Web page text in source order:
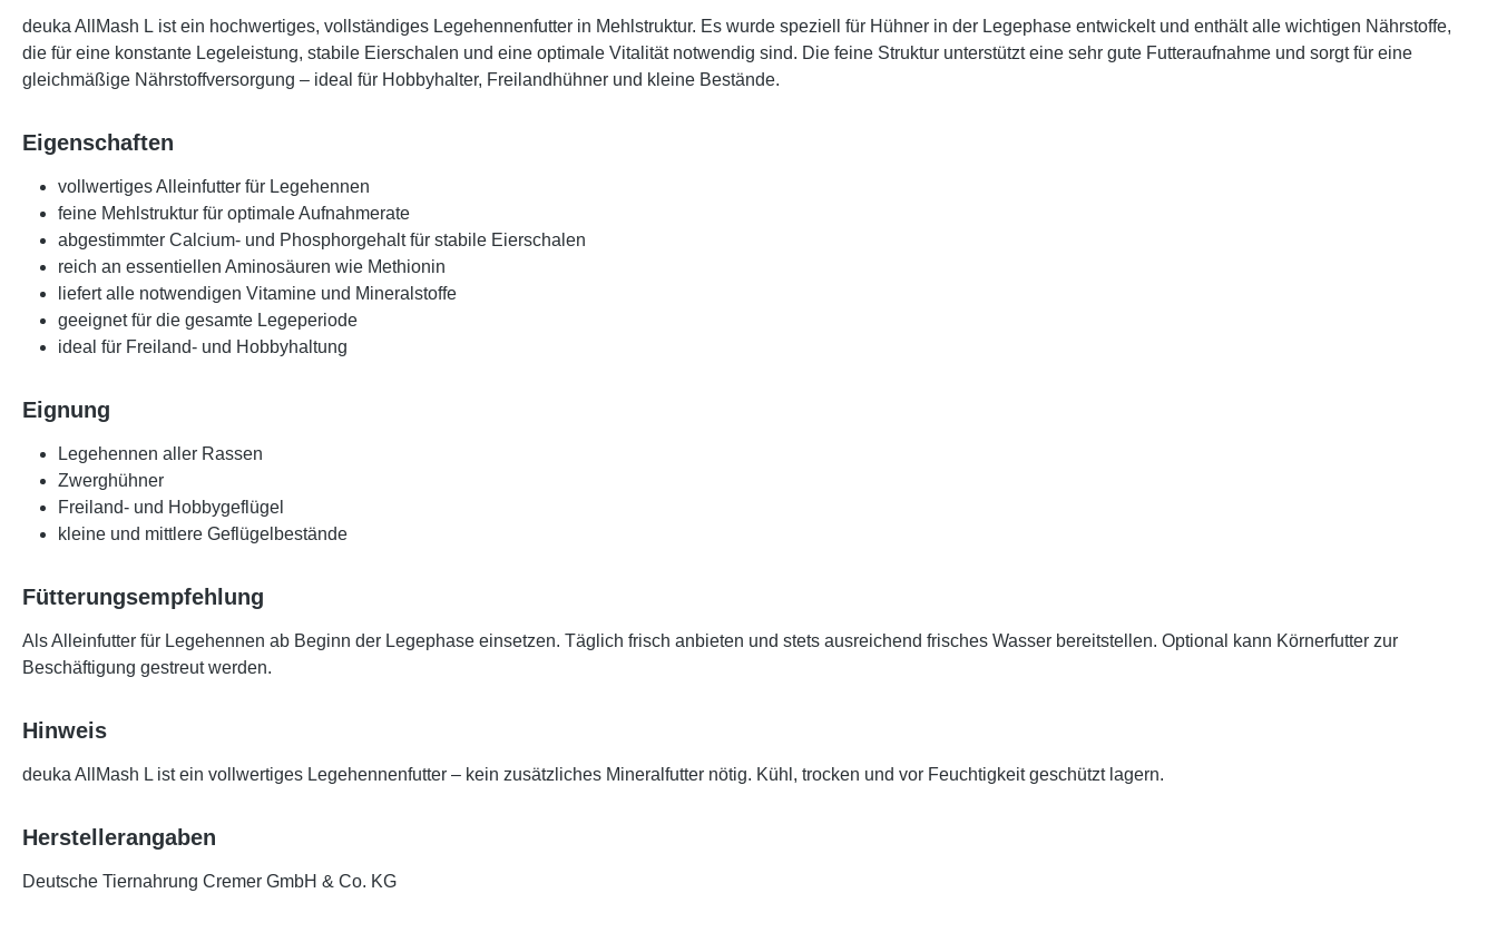
deuka AllMash L ist ein hochwertiges, vollständiges Legehennenfutter in Mehlstruktur. Es wurde speziell für Hühner in der Legephase entwickelt und enthält alle wichtigen Nährstoffe,
die für eine konstante Legeleistung, stabile Eierschalen und eine optimale Vitalität notwendig sind. Die feine Struktur unterstützt eine sehr gute Futteraufnahme und sorgt für eine
gleichmäßige Nährstoffversorgung – ideal für Hobbyhalter, Freilandhühner und kleine Bestände.
Eigenschaften
vollwertiges Alleinfutter für Legehennen
feine Mehlstruktur für optimale Aufnahmerate
abgestimmter Calcium- und Phosphorgehalt für stabile Eierschalen
reich an essentiellen Aminosäuren wie Methionin
liefert alle notwendigen Vitamine und Mineralstoffe
geeignet für die gesamte Legeperiode
ideal für Freiland- und Hobbyhaltung
Eignung
Legehennen aller Rassen
Zwerghühner
Freiland- und Hobbygeflügel
kleine und mittlere Geflügelbestände
Fütterungsempfehlung
Als Alleinfutter für Legehennen ab Beginn der Legephase einsetzen. Täglich frisch anbieten und stets ausreichend frisches Wasser bereitstellen. Optional kann Körnerfutter zur
Beschäftigung gestreut werden.
Hinweis
deuka AllMash L ist ein vollwertiges Legehennenfutter – kein zusätzliches Mineralfutter nötig. Kühl, trocken und vor Feuchtigkeit geschützt lagern.
Herstellerangaben
Deutsche Tiernahrung Cremer GmbH & Co. KG